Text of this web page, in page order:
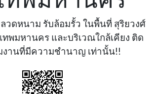
วดหนาม รับล้อมรั้ว ในพื้นที่ สุริยวงศ์
ทพมหานคร และบริเวณใกล้เคียง ติด
งานที่มีความชำนาญ เท่านั้น!!